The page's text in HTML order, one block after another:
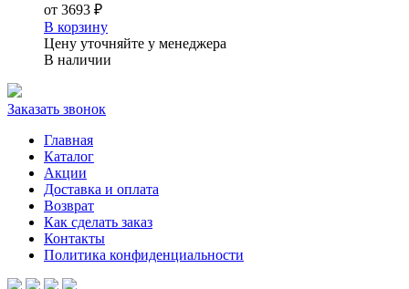
от 3693 ₽
В корзину
Цену уточняйте у менеджера
В наличии
Заказать звонок
Главная
Каталог
Акции
Доставка и оплата
Возврат
Как сделать заказ
Контакты
Политика конфиденциальности